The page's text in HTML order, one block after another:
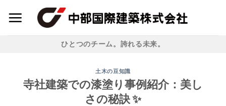
ひとつのチーム。誇れる未来。
土木の豆知識
寺社建築での漆塗り事例紹介：美し
さの秘訣 ✨